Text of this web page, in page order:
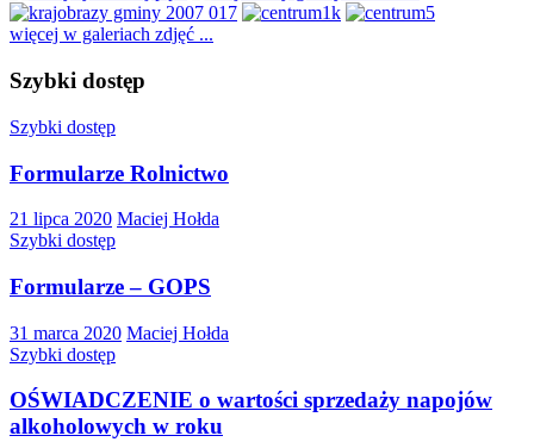
więcej w galeriach zdjęć ...
Szybki dostęp
Szybki dostęp
Formularze Rolnictwo
21 lipca 2020 Maciej Hołda
Szybki dostęp
Formularze – GOPS
31 marca 2020 Maciej Hołda
Szybki dostęp
OŚWIADCZENIE o wartości sprzedaży napojów
alkoholowych w roku